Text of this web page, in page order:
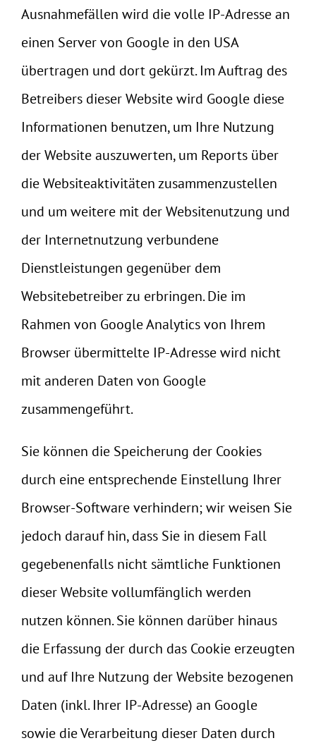
Ausnahmefällen wird die volle IP-Adresse an
einen Server von Google in den USA
übertragen und dort gekürzt. Im Auftrag des
Betreibers dieser Website wird Google diese
Informationen benutzen, um Ihre Nutzung
der Website auszuwerten, um Reports über
die Websiteaktivitäten zusammenzustellen
und um weitere mit der Websitenutzung und
der Internetnutzung verbundene
Dienstleistungen gegenüber dem
Websitebetreiber zu erbringen. Die im
Rahmen von Google Analytics von Ihrem
Browser übermittelte IP-Adresse wird nicht
mit anderen Daten von Google
zusammengeführt.
Sie können die Speicherung der Cookies
durch eine entsprechende Einstellung Ihrer
Browser-Software verhindern; wir weisen Sie
jedoch darauf hin, dass Sie in diesem Fall
gegebenenfalls nicht sämtliche Funktionen
dieser Website vollumfänglich werden
nutzen können. Sie können darüber hinaus
die Erfassung der durch das Cookie erzeugten
und auf Ihre Nutzung der Website bezogenen
Daten (inkl. Ihrer IP-Adresse) an Google
sowie die Verarbeitung dieser Daten durch